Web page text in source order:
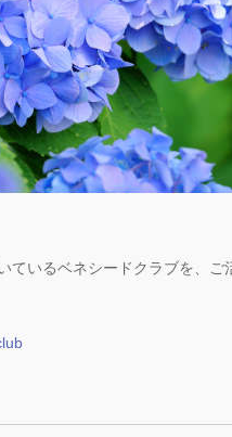
ているベネシードクラブを、